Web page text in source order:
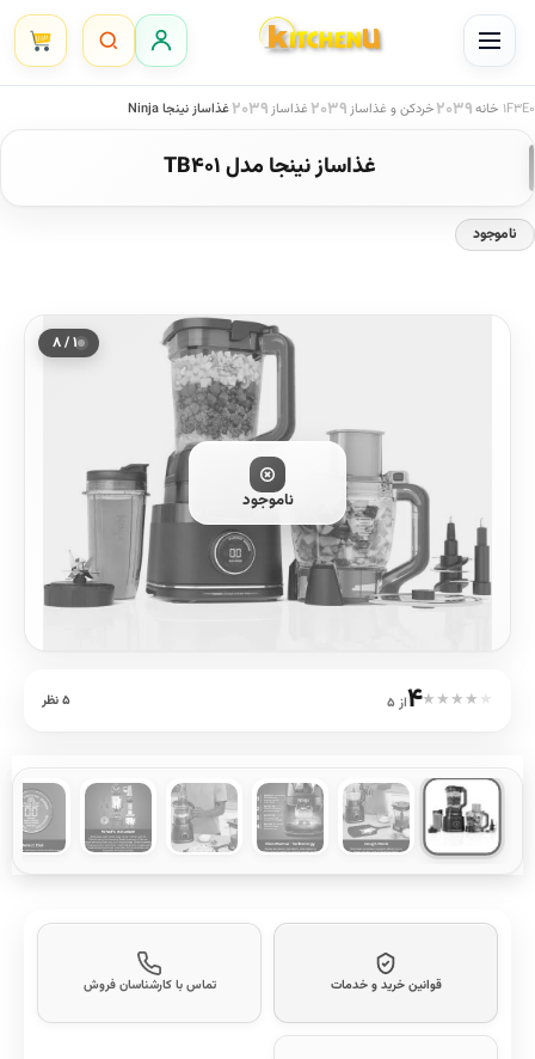
Skip
content
خانه خردکن و غذاساز غذاساز غذاساز نینجا Ninja
غذاساز نینجا مدل TB401
ناموجود
ناموجود
۱ / ۸
★
★
★
★
★۴از ۵ ۵ نظر
قوانین خرید و خدمات تماس با کارشناسان فروش